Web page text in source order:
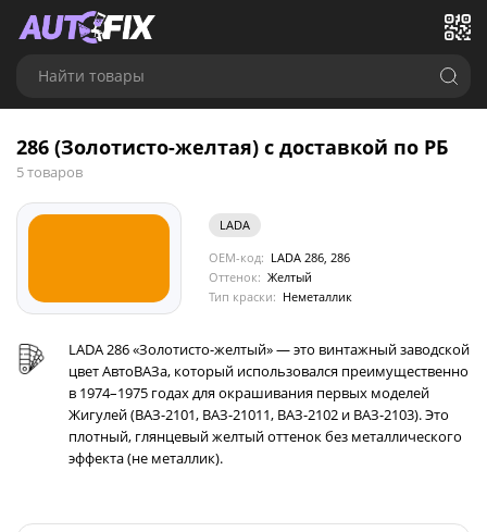
Найти товары
286 (Золотисто-желтая) с доставкой по РБ
5 товаров
LADA
OEM-код: LADA 286, 286
Оттенок: Желтый
Тип краски: Неметаллик
LADA 286 «Золотисто-желтый» — это винтажный заводской
цвет АвтоВАЗа, который использовался преимущественно
в 1974–1975 годах для окрашивания первых моделей
Жигулей (ВАЗ-2101, ВАЗ-21011, ВАЗ-2102 и ВАЗ-2103). Это
плотный, глянцевый желтый оттенок без металлического
эффекта (не металлик).